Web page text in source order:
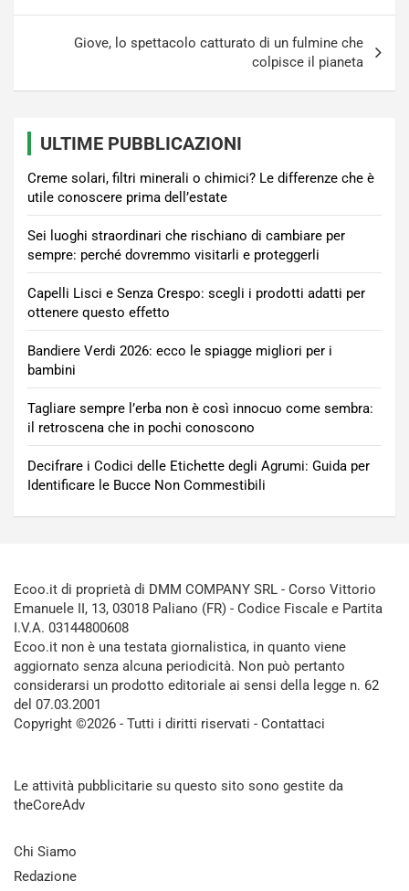
Giove, lo spettacolo catturato di un fulmine che
colpisce il pianeta
ULTIME PUBBLICAZIONI
Creme solari, filtri minerali o chimici? Le differenze che è
utile conoscere prima dell’estate
Sei luoghi straordinari che rischiano di cambiare per
sempre: perché dovremmo visitarli e proteggerli
Capelli Lisci e Senza Crespo: scegli i prodotti adatti per
ottenere questo effetto
Bandiere Verdi 2026: ecco le spiagge migliori per i
bambini
Tagliare sempre l’erba non è così innocuo come sembra:
il retroscena che in pochi conoscono
Decifrare i Codici delle Etichette degli Agrumi: Guida per
Identificare le Bucce Non Commestibili
Ecoo.it di proprietà di DMM COMPANY SRL - Corso Vittorio
Emanuele II, 13, 03018 Paliano (FR) - Codice Fiscale e Partita
I.V.A. 03144800608
Ecoo.it non è una testata giornalistica, in quanto viene
aggiornato senza alcuna periodicità. Non può pertanto
considerarsi un prodotto editoriale ai sensi della legge n. 62
del 07.03.2001
Copyright ©2026 - Tutti i diritti riservati - Contattaci
Le attività pubblicitarie su questo sito sono gestite da
theCoreAdv
Chi Siamo
Redazione